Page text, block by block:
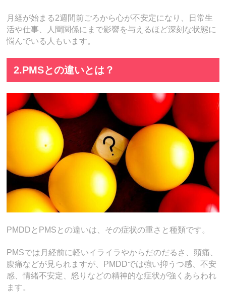
月経が始まる2週間前ごろから心が不安定になり、日常生
活や仕事、人間関係にまで影響を与えるほど深刻な状態に
悩んでいる人もいます。
2.PMSとの違いとは？
PMDDとPMSとの違いは、その症状の重さと種類です。
PMSでは月経前に軽いイライラやからだのだるさ、頭痛、
腹痛などが見られますが、PMDDでは強い抑うつ感、不安
感、情緒不安定、怒りなどの精神的な症状が強くあらわれ
ます。